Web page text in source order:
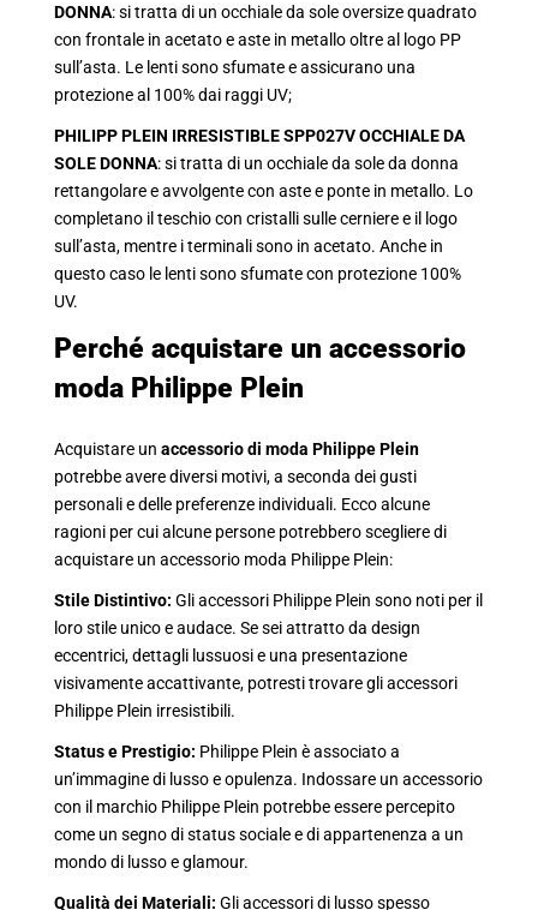
DONNA: si tratta di un occhiale da sole oversize quadrato
con frontale in acetato e aste in metallo oltre al logo PP
sull’asta. Le lenti sono sfumate e assicurano una
protezione al 100% dai raggi UV;
PHILIPP PLEIN IRRESISTIBLE SPP027V OCCHIALE DA
SOLE DONNA: si tratta di un occhiale da sole da donna
rettangolare e avvolgente con aste e ponte in metallo. Lo
completano il teschio con cristalli sulle cerniere e il logo
sull’asta, mentre i terminali sono in acetato. Anche in
questo caso le lenti sono sfumate con protezione 100%
UV.
Perché acquistare un accessorio
moda Philippe Plein
Acquistare un accessorio di moda Philippe Plein
potrebbe avere diversi motivi, a seconda dei gusti
personali e delle preferenze individuali. Ecco alcune
ragioni per cui alcune persone potrebbero scegliere di
acquistare un accessorio moda Philippe Plein:
Stile Distintivo: Gli accessori Philippe Plein sono noti per il
loro stile unico e audace. Se sei attratto da design
eccentrici, dettagli lussuosi e una presentazione
visivamente accattivante, potresti trovare gli accessori
Philippe Plein irresistibili.
Status e Prestigio: Philippe Plein è associato a
un’immagine di lusso e opulenza. Indossare un accessorio
con il marchio Philippe Plein potrebbe essere percepito
come un segno di status sociale e di appartenenza a un
mondo di lusso e glamour.
Qualità dei Materiali: Gli accessori di lusso spesso